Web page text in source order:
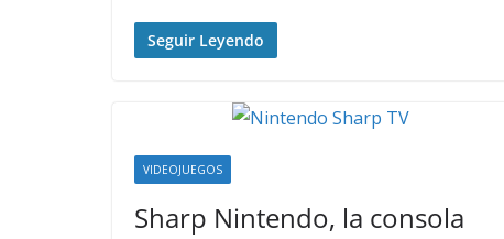
Seguir Leyendo
VIDEOJUEGOS
Sharp Nintendo, la consola